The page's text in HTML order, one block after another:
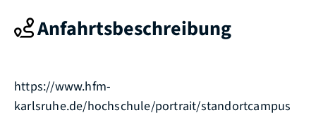
Anfahrtsbeschreibung
https://www.hfm-
karlsruhe.de/hochschule/portrait/standortcampus